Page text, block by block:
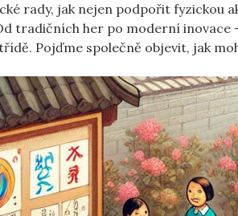
rady, jak nejen podpořit fyzickou
tradičních her po moderní inovace
Pojďme společně objevit, jak